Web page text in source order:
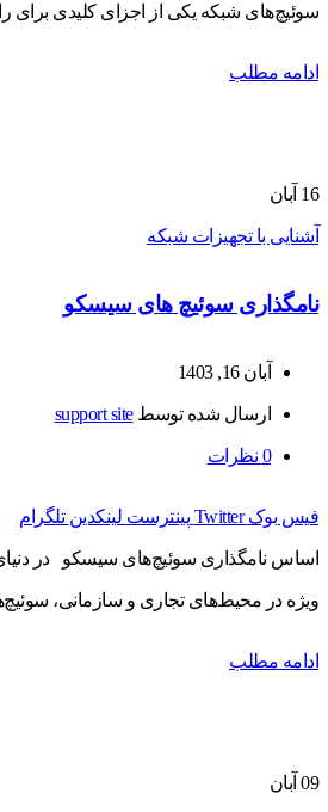
سوئیچ‌های شبکه یکی از اجزای کلیدی برای
ادامه مطلب
16 آبان
آشنایی با تجهیزات شبکه
نامگذاری سوئیچ های سیسکو
آبان 16, 1403
ارسال شده توسطsupport site
0 نظرات
فیس بوک Twitter پینترست لینکدین تلگرام
اساس نامگذاری سوئیچ‌های سیسکو در
ویژه در محیط‌های تجاری و سازمانی،
ادامه مطلب
09 آبان